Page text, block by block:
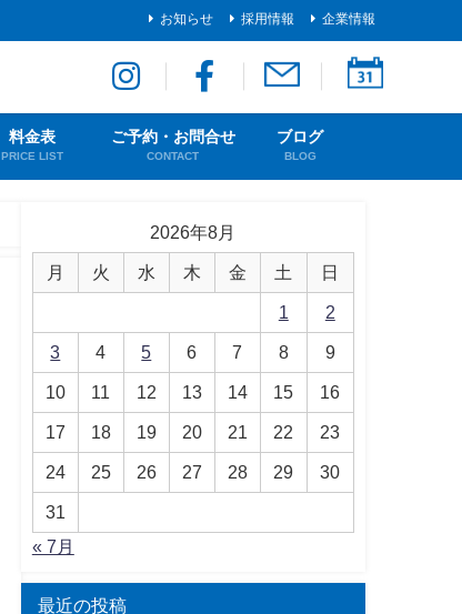
お知らせ 採用情報 企業情報
料金表
PRICE LIST
ご予約・お問合せ
CONTACT
ブログ
BLOG
2026年8月
月 火 水 木 金 土 日
1 2
3 4 5 6 7 8 9
10 11 12 13 14 15 16
17 18 19 20 21 22 23
24 25 26 27 28 29 30
31
« 7月
最近の投稿